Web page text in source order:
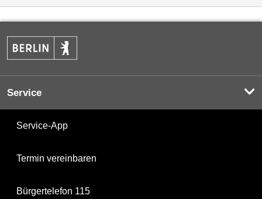
Service
Service-App
Termin vereinbaren
Bürgertelefon 115